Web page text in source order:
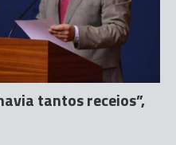
tantos receios”,